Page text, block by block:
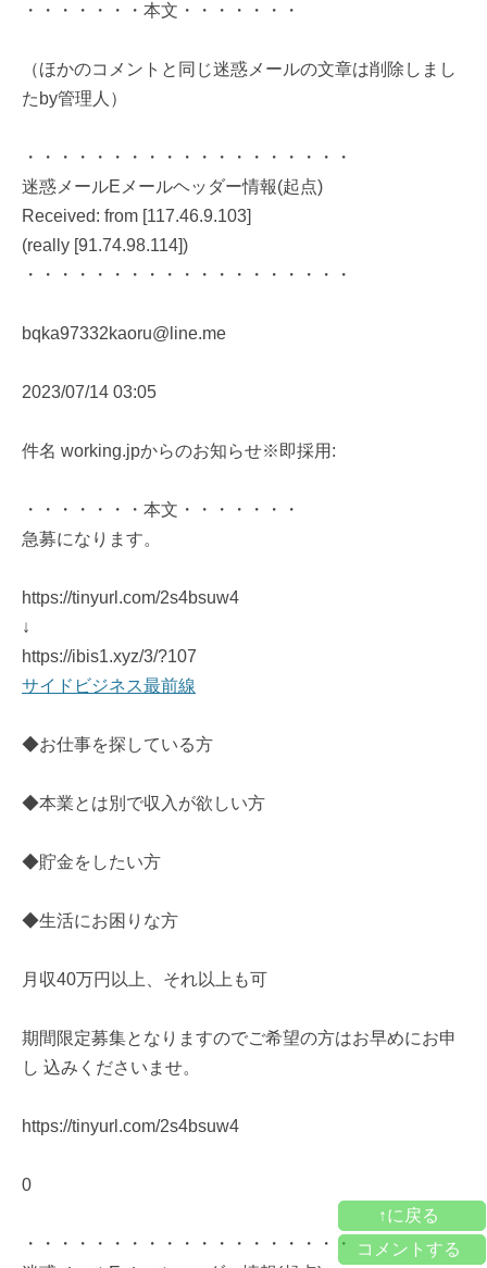
・・・・・・・本文・・・・・・・
（ほかのコメントと同じ迷惑メールの文章は削除しまし
たby管理人）
・・・・・・・・・・・・・・・・・・・
迷惑メールEメールヘッダー情報(起点)
Received: from [117.46.9.103]
(really [91.74.98.114])
・・・・・・・・・・・・・・・・・・・
bqka97332kaoru@line.me
2023/07/14 03:05
件名 working.jpからのお知らせ※即採用:
・・・・・・・本文・・・・・・・
急募になります。
https://tinyurl.com/2s4bsuw4
↓
https://ibis1.xyz/3/?107
サイドビジネス最前線
◆お仕事を探している方
◆本業とは別で収入が欲しい方
◆貯金をしたい方
◆生活にお困りな方
月収40万円以上、それ以上も可
期間限定募集となりますのでご希望の方はお早めにお申
し 込みくださいませ。
https://tinyurl.com/2s4bsuw4
0
・・・・・・・・・・・・・・・・・・・
↑に戻る
コメントする